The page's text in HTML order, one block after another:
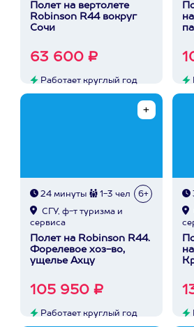
Полет на вертолете
Robinson R44 вокруг
Сочи
63 600 ₽
Работает круглый год
24 минуты 1-3 чел 6+
СГУ, ф-т туризма и
сервиса
Полет на Robinson R44.
Форелевое хоз-во,
ущелье Ахцу
105 950 ₽
Работает круглый год